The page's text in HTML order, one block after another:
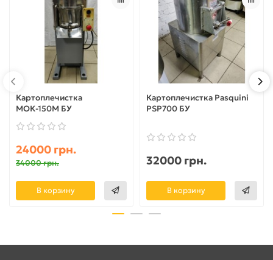
Картоплечистка
МОК-150М БУ
24000 грн.
34000 грн.
В корзину
Картоплечистка Pasquini
PSP700 БУ
32000 грн.
В корзину